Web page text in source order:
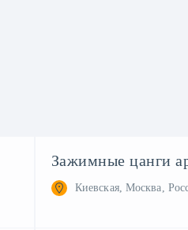
Зажимные цанги
Киевская, Москва,